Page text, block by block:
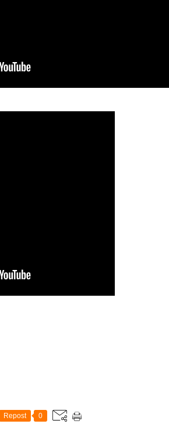
Repost 0